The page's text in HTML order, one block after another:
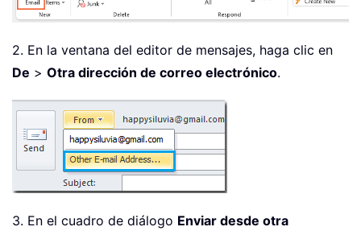
2. En la ventana del editor de mensajes, haga clic en
De > Otra dirección de correo electrónico.
3. En el cuadro de diálogo Enviar desde otra